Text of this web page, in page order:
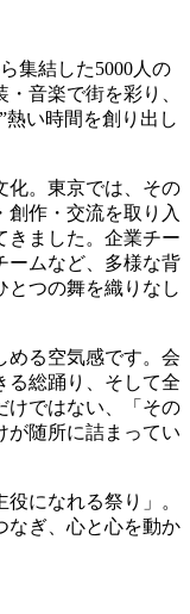
集結した5000人の
音楽で街を彩り、
い時間を創り出し
化。東京では、その
創作・交流を取り入
きました。企業チー
ームなど、多様な背
とつの舞を織りなし
める空気感です。会
る総踊り、そして全
けではない、「その
が随所に詰まってい
になれる祭り」。
なぎ、心と心を動か